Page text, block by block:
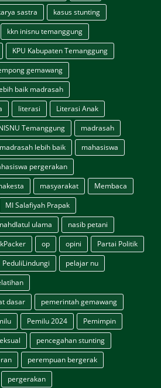
sastra
kasus stunting
kkn inisnu temanggung
KPU Kabupaten Temanggung
gemawang
baik madrasah
literasi
Literasi Anak
Temanggung
madrasah
madrasah lebih baik
mahasiswa
pergerakan
masyarakat
Membaca
MI Salafiyah Prapak
nahdlatul ulama
nasib petani
op opini
Partai Politik
PeduliLindungi
pelajar nu
dasar
pemerintah gemawang
Pemilu 2024
Pemimpin
pencegahan stunting
perempuan bergerak
pergerakan